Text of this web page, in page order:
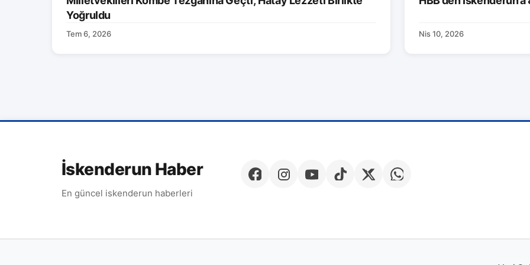
Yoğruldu
Tem 6, 2026 Nis 10, 2026
İskenderun Haber
En güncel iskenderun haberleri